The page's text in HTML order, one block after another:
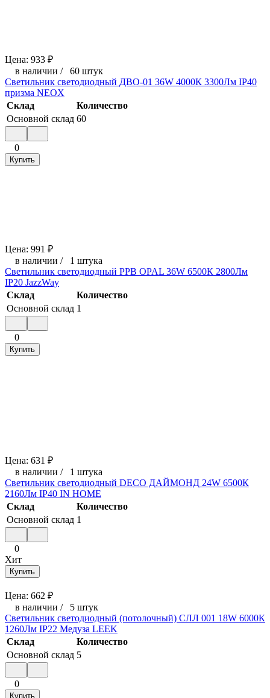
Цена: 933 ₽
в наличии / 60 штук
Светильник светодиодный ДВО-01 36W 4000К 3300Лм IP40
призма NEOX
Склад
Количество
Основной склад 60
0
Купить
Цена: 991 ₽
в наличии / 1 штука
Светильник светодиодный PPB OPAL 36W 6500К 2800Лм
IP20 JazzWay
Склад
Количество
Основной склад 1
0
Купить
Цена: 631 ₽
в наличии / 1 штука
Светильник светодиодный DECO ДАЙМОНД 24W 6500К
2160Лм IP40 IN HOME
Склад
Количество
Основной склад 1
0
Хит
Купить
Цена: 662 ₽
в наличии / 5 штук
Светильник светодиодный (потолочный) СЛЛ 001 18W 6000К
1260Лм IP22 Медуза LEEK
Склад
Количество
Основной склад 5
0
Купить